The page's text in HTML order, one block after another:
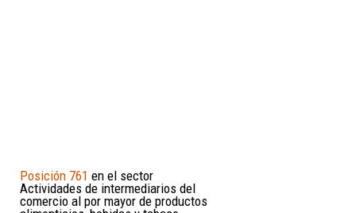
Posición 761 en el sector
Actividades de intermediarios del
comercio al por mayor de productos